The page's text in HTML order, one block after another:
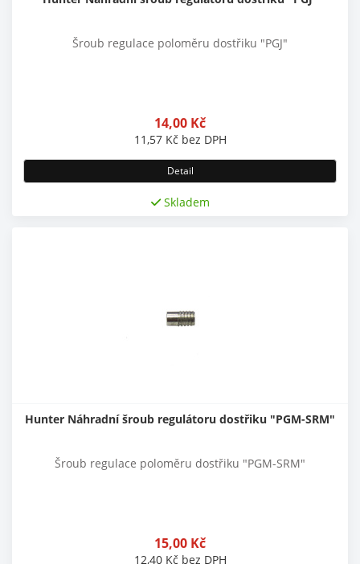
Šroub regulace poloměru dostřiku "PGJ"
14,00 Kč
11,57 Kč bez DPH
Detail
Skladem
Hunter Náhradní šroub regulátoru dostřiku "PGM-SRM"
Šroub regulace poloměru dostřiku "PGM-SRM"
15,00 Kč
12,40 Kč bez DPH